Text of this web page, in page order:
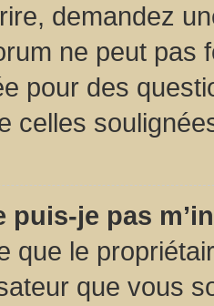
demandez
ne peut
pour des
celles
puis-je pas
que le
que vous